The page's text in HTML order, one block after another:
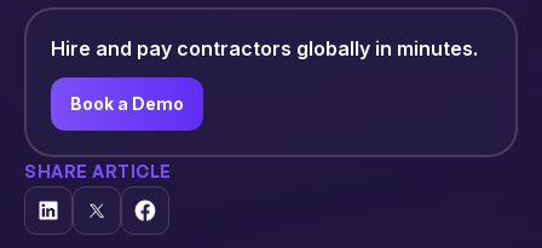
Hire and pay contractors globally in minutes.
Book a Demo
SHARE ARTICLE